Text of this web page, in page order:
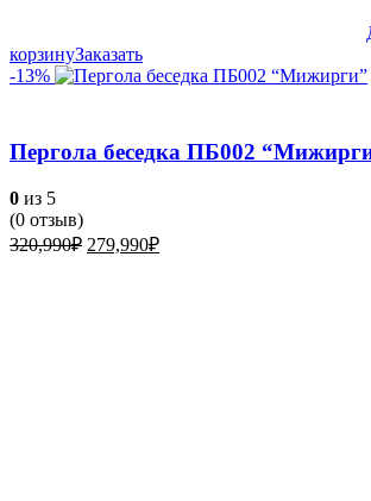
корзинуЗаказать
-13%
Пергола беседка ПБ002
0 из 5
(0 отзыв)
320,990₽ Первоначальная
279,990₽Текущая